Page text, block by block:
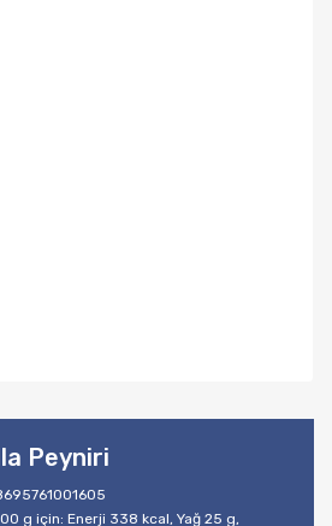
Peyniri
g için: Enerji 338 kcal, Yağ 25 g,